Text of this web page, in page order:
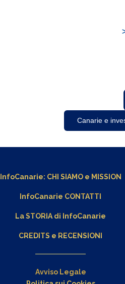
Canarie e
InfoCanarie: CHI SIAMOe MISSION
InfoCanarie CONTATTI
La STORIA di InfoCanarie
CREDITS e RECENSIONI
Avviso Legale